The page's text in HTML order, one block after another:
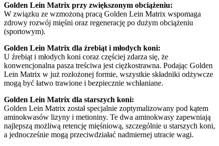
Golden Lein Matrix przy zwiększonym obciążeniu:
W związku ze wzmożoną pracą Golden Lein Matrix wspomaga
zdrowy rozwój mięśni oraz regenerację po dużym obciążeniu
(sportowym).
Golden Lein Matrix dla źrebiąt i młodych koni:
U źrebiąt i młodych koni coraz częściej zdarza się, że
konwencjonalna pasza treściwa jest ciężkostrawna. Podając Golden
Lein Matrix w już rozłożonej formie, wszystkie składniki odżywcze
mogą być łatwo trawione i bezpiecznie wchłaniane.
Golden Lein Matrix dla starszych koni:
Golden Lein Matrix został specjalnie zoptymalizowany pod kątem
aminokwasów lizyny i metioniny. Te dwa aminokwasy zapewniają
najlepszą możliwą retencję mięśniową, szczególnie u starszych koni,
a jednocześnie mogą przeciwdziałać nadmiernej utracie wagi.